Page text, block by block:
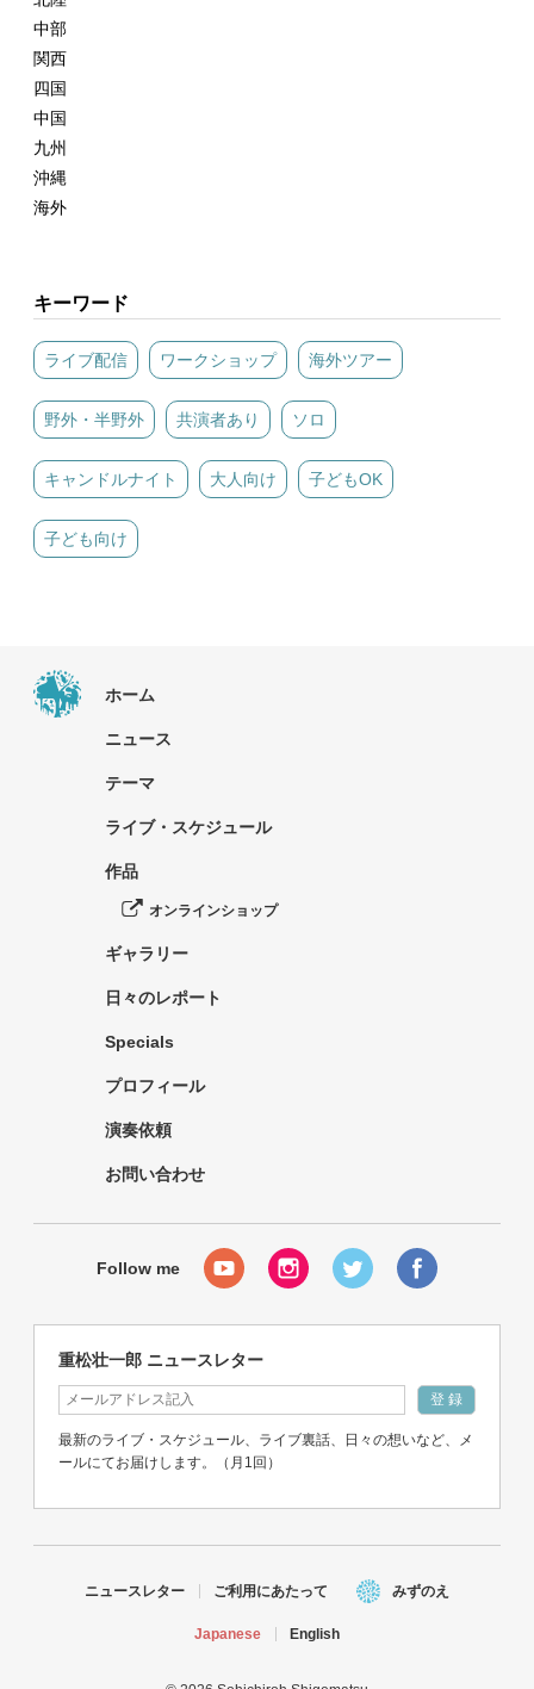
中部
関西
四国
中国
九州
沖縄
海外
キーワード
ライブ配信 ワークショップ 海外ツアー
野外・半野外 共演者あり ソロ
キャンドルナイト 大人向け 子どもOK
子ども向け
ホーム
ニュース
テーマ
ライブ・スケジュール
作品
オンラインショップ
ギャラリー
日々のレポート
Specials
プロフィール
演奏依頼
お問い合わせ
重松壮一郎 ニュースレター
最新のライブ・スケジュール、ライブ裏話、日々の想いなど、メ
ールにてお届けします。（月1回）
ニュースレター ご利用にあたって みずのえ
Japanese English